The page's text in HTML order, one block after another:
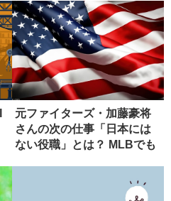
元ファイターズ・加藤豪将
さんの次の仕事「日本には
ない役職」とは？ MLBでも